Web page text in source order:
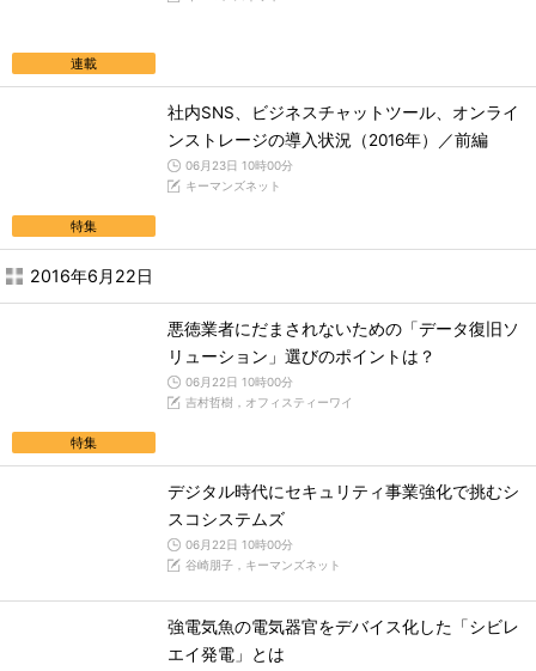
連載
特集
社内SNS、ビジネスチャットツール、オンライ
ンストレージの導入状況（2016年）／前編
06月23日 10時00分
キーマンズネット
2016年6月22日
特集
悪徳業者にだまされないための「データ復旧ソ
リューション」選びのポイントは？
06月22日 10時00分
吉村哲樹，オフィスティーワイ
デジタル時代にセキュリティ事業強化で挑むシ
スコシステムズ
06月22日 10時00分
谷崎朋子，キーマンズネット
強電気魚の電気器官をデバイス化した「シビレ
エイ発電」とは